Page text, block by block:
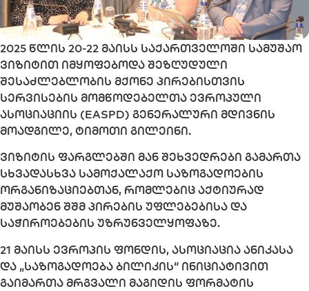
2025 წლის 20-22 მაისს საქართველოში სამუშაო
ვიზიტით იმყოფებოდა შეზღუდული
შესაძლებლობის მქონე პირებისთვის
სერვისების მომწოდებელთა ევროპული
ასოციაციის (EASPD) გენერალური მდივნის
მოადგილე, ტიმოთი გილეინი.
ვიზიტის ფარგლებში მან შეხვედრები გამართა
სხვადასხვა სამოქალაქო საზოგადოების
ორგანიზაციებთან, რომლებიც აქტიურად
მუშაობენ შშმ პირების უფლებებისა და
საჭიროებების უზრუნველყოფაზე.
21 მაისს ევროპის ფონდის, ასოციაცია ანიკასა
და „საზოგადოება ბილიკის“ ინიციატივით
გაიმართა მრგვალი მაგიდის ფორმატის